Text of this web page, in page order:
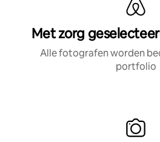
Met zorg
Alle fotografen worden
portfolio